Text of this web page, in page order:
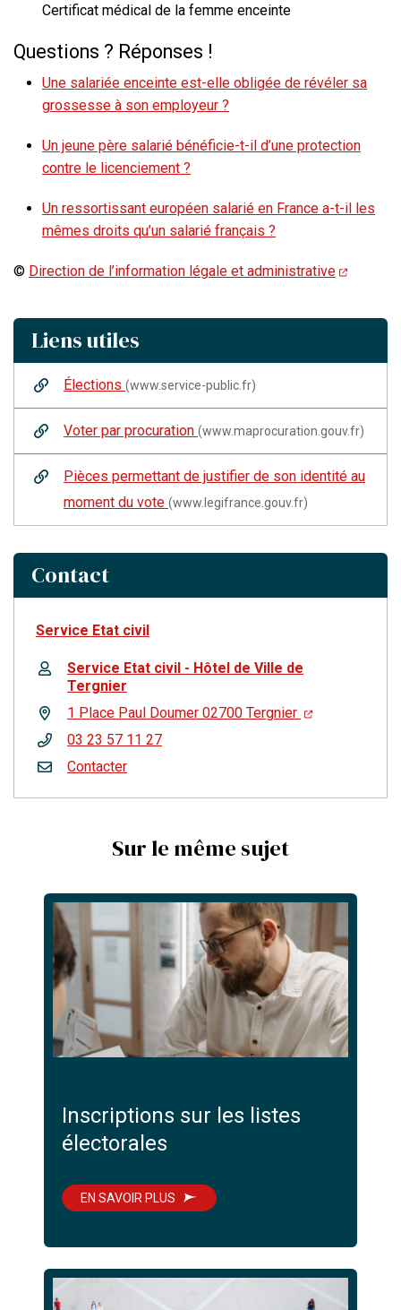
Certificat médical de la femme enceinte
Questions ? Réponses !
Une salariée enceinte est-elle obligée de révéler sa
grossesse à son employeur ?
Un jeune père salarié bénéficie-t-il d’une protection
contre le licenciement ?
Un ressortissant européen salarié en France a-t-il les
mêmes droits qu’un salarié français ?
© Direction de l’information légale et administrative
Liens utiles
Élections (www.service-public.fr)
Voter par procuration (www.maprocuration.gouv.fr)
Pièces permettant de justifier de son identité au
moment du vote (www.legifrance.gouv.fr)
Contact
Service Etat civil
Service Etat civil - Hôtel de Ville de
Tergnier
1 Place Paul Doumer 02700 Tergnier
03 23 57 11 27
Contacter
Sur le même sujet
Inscriptions sur les listes
électorales
EN SAVOIR PLUS